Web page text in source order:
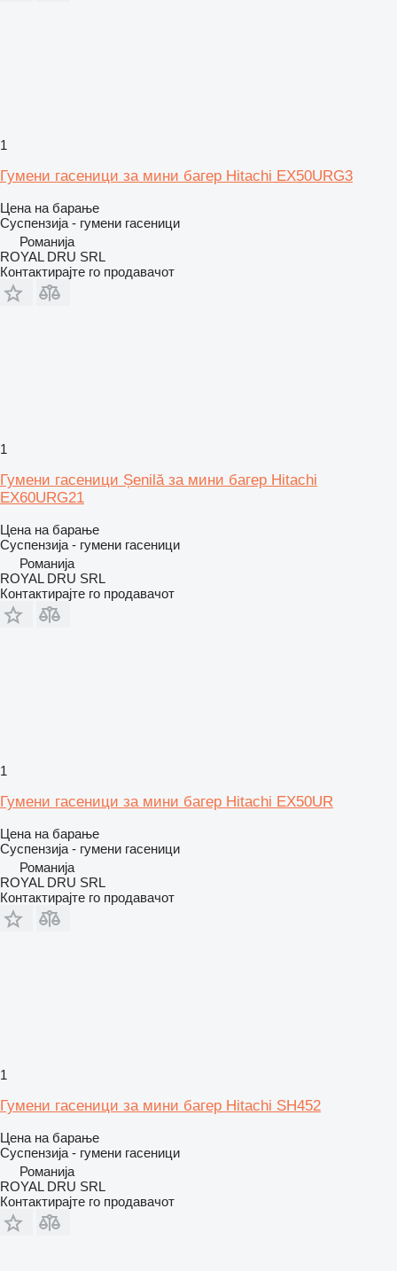
1
Гумени гасеници за мини багер Hitachi EX50URG3
Цена на барање
Суспензија - гумени гасеници
Романија
ROYAL DRU SRL
Контактирајте го продавачот
1
Гумени гасеници Șenilă за мини багер Hitachi
EX60URG21
Цена на барање
Суспензија - гумени гасеници
Романија
ROYAL DRU SRL
Контактирајте го продавачот
1
Гумени гасеници за мини багер Hitachi EX50UR
Цена на барање
Суспензија - гумени гасеници
Романија
ROYAL DRU SRL
Контактирајте го продавачот
1
Гумени гасеници за мини багер Hitachi SH452
Цена на барање
Суспензија - гумени гасеници
Романија
ROYAL DRU SRL
Контактирајте го продавачот